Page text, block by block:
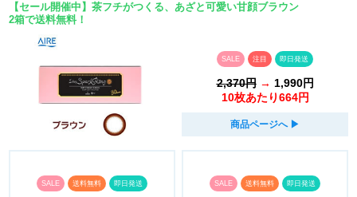
【セール開催中】茶フチがつくる、あざと可愛い甘顔ブラウン
2箱で送料無料！
SALE 注目 即日発送
2,370円→ 1,990円
10枚あたり664円
商品ページへ ▶︎
SALE 送料無料 即日発送 SALE 送料無料 即日発送